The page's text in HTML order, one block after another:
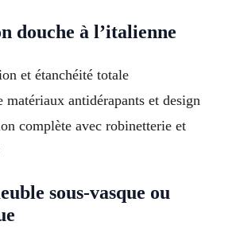
douche à l’italienne
et étanchéité totale
matériaux antidérapants et design
complète avec robinetterie et
sous-vasque ou